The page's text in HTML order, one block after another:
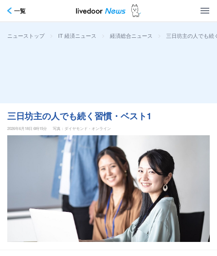
一覧
ニューストップ > IT 経済ニュース > 経済総合ニュース > 三日坊主の人でも続
三日坊主の人でも続く習慣・ベスト1
2026年6月18日 6時15分 写真：ダイヤモンド・オンライン